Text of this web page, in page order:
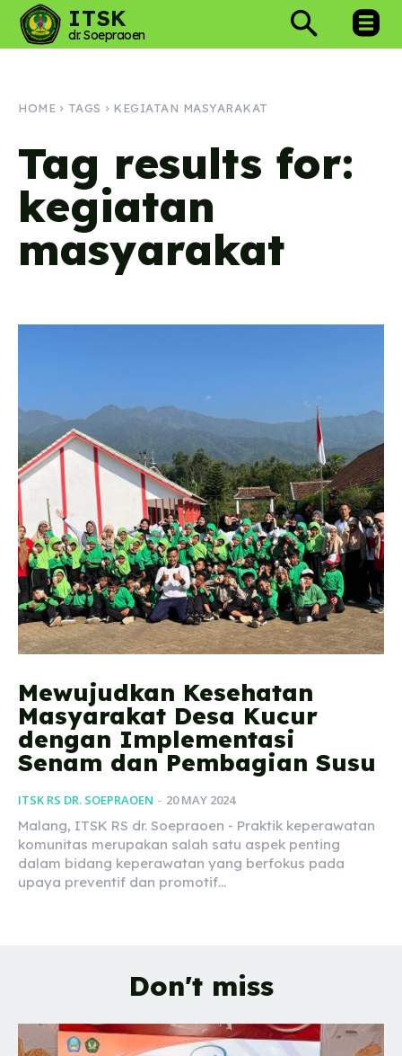
ITSK
dr. Soepraoen
HOME TAGS KEGIATAN MASYARAKAT
Tag results for:
kegiatan
masyarakat
Mewujudkan Kesehatan
Masyarakat Desa Kucur
dengan Implementasi
Senam dan Pembagian Susu
ITSK RS DR. SOEPRAOEN - 20 MAY 2024
Malang, ITSK RS dr. Soepraoen - Praktik keperawatan
komunitas merupakan salah satu aspek penting
dalam bidang keperawatan yang berfokus pada
upaya preventif dan promotif...
Don't miss